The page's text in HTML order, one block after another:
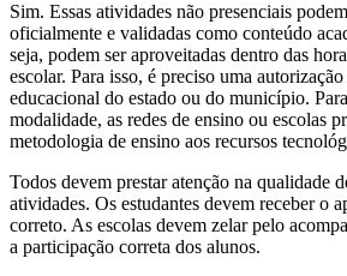
Sim. Essas atividades não presenciais
oficialmente e validadas como conteúdo
seja, podem ser aproveitadas dentro das
escolar. Para isso, é preciso uma
educacional do estado ou do município.
modalidade, as redes de ensino ou escolas
metodologia de ensino aos recursos
Todos devem prestar atenção na qualidade
atividades. Os estudantes devem receber o
correto. As escolas devem zelar pelo
a participação correta dos alunos.